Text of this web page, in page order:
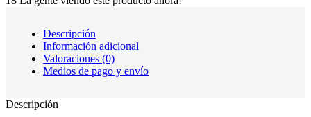
Descripción
Información adicional
Valoraciones (0)
Medios de pago y envío
Descripción